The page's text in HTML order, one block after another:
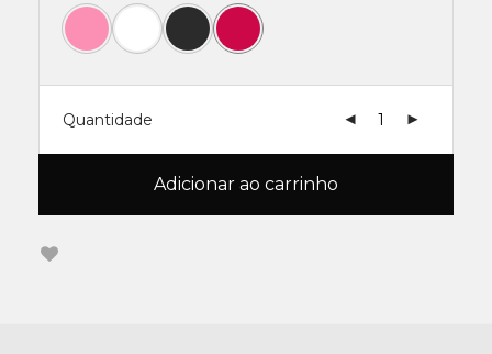
Quantidade
Adicionar ao carrinho